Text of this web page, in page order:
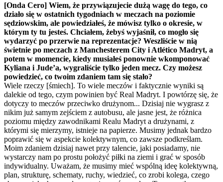
[Onda Cero] Wiem, że przywiązujecie dużą wagę do tego, co
działo się w ostatnich tygodniach w meczach na poziomie
sędziowskim, ale powiedziałeś, że mówisz tylko o okresie, w
którym ty tu jesteś. Chciałem, żebyś wyjaśnił, co mogło się
wydarzyć po przerwie na reprezentacje? Weszliście w nią
świetnie po meczach z Manchesterem City i Atlético Madryt, a
potem w momencie, kiedy musiałeś ponownie wkomponować
Kyliana i Jude’a, wygraliście tylko jeden mecz. Czy możesz
powiedzieć, co twoim zdaniem tam się stało?
Wiele rzeczy [śmiech]. To wiele meczów i faktycznie wyniki są
dalekie od tego, czym powinien być Real Madryt. I powtórzę się, że
dotyczy to meczów przeciwko drużynom... Dzisiaj nie wygrasz z
nikim już samym zejściem z autobusu, ale jasne jest, że różnica
poziomu między zawodnikami Realu Madryt a drużynami, z
którymi się mierzymy, istnieje na papierze. Musimy jednak bardzo
poprawić się w aspekcie kolektywnym, co zawsze podkreślam.
Moim zdaniem dzisiaj nawet przy talencie, jaki posiadamy, nie
wystarczy nam po prostu położyć piłki na ziemi i grać w sposób
indywidualny. Uważam, że musimy mieć wspólną ideę kolektywną,
plan, strukturę, schematy, ruchy, wiedzieć, co zrobi kolega, czego